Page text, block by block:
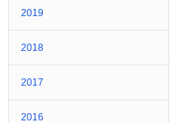
2019
2018
2017
2016